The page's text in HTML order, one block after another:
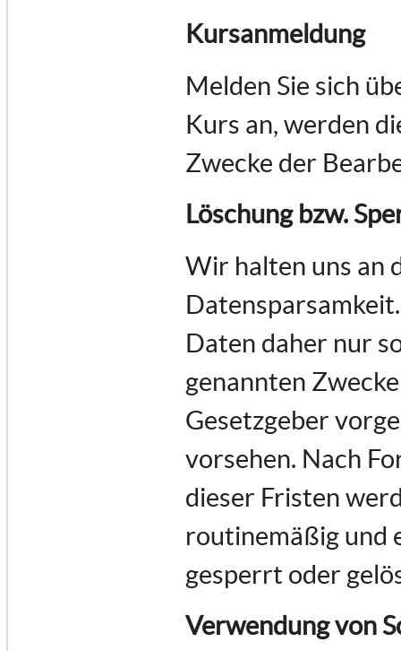
Kursanmeldung
Melden Sie sich
Kurs an, werden
Zwecke der
Löschung bzw.
Wir halten uns an
Daten daher nur
genannten
Gesetzgeber
vorsehen. Nach
dieser Fristen
routinemäßig und
gesperrt oder
Verwendung von